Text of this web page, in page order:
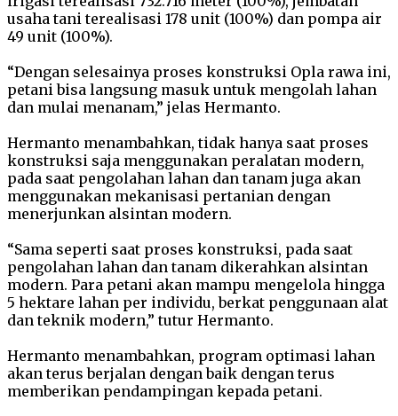
usaha tani terealisasi 178 unit (100%) dan pompa air
49 unit (100%).
“Dengan selesainya proses konstruksi Opla rawa ini,
petani bisa langsung masuk untuk mengolah lahan
dan mulai menanam,” jelas Hermanto.
Hermanto menambahkan, tidak hanya saat proses
konstruksi saja menggunakan peralatan modern,
pada saat pengolahan lahan dan tanam juga akan
menggunakan mekanisasi pertanian dengan
menerjunkan alsintan modern.
“Sama seperti saat proses konstruksi, pada saat
pengolahan lahan dan tanam dikerahkan alsintan
modern. Para petani akan mampu mengelola hingga
5 hektare lahan per individu, berkat penggunaan alat
dan teknik modern,” tutur Hermanto.
Hermanto menambahkan, program optimasi lahan
akan terus berjalan dengan baik dengan terus
memberikan pendampingan kepada petani.